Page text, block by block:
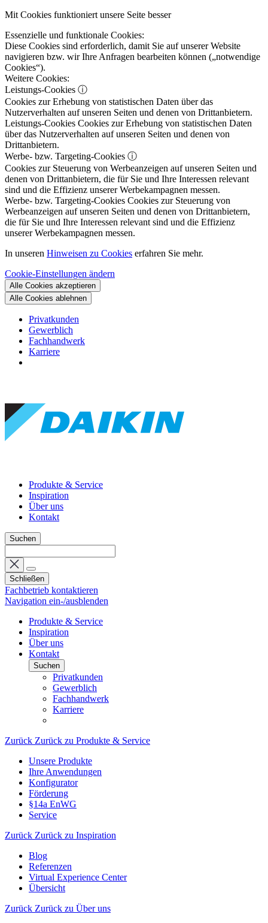
Mit Cookies funktioniert unsere Seite besser
Essenzielle und funktionale Cookies:
Diese Cookies sind erforderlich, damit Sie auf unserer Website
navigieren bzw. wir Ihre Anfragen bearbeiten können („notwendige
Cookies“).
Weitere Cookies:
Leistungs-Cookies ⓘ
Cookies zur Erhebung von statistischen Daten über das
Nutzerverhalten auf unseren Seiten und denen von Drittanbietern.
Leistungs-Cookies Cookies zur Erhebung von statistischen Daten
über das Nutzerverhalten auf unseren Seiten und denen von
Drittanbietern.
Werbe- bzw. Targeting-Cookies ⓘ
Cookies zur Steuerung von Werbeanzeigen auf unseren Seiten und
denen von Drittanbietern, die für Sie und Ihre Interessen relevant
sind und die Effizienz unserer Werbekampagnen messen.
Werbe- bzw. Targeting-Cookies Cookies zur Steuerung von
Werbeanzeigen auf unseren Seiten und denen von Drittanbietern,
die für Sie und Ihre Interessen relevant sind und die Effizienz
unserer Werbekampagnen messen.
In unseren Hinweisen zu Cookies erfahren Sie mehr.
Cookie-Einstellungen ändern
Alle Cookies akzeptieren
Alle Cookies ablehnen
Privatkunden
Gewerblich
Fachhandwerk
Karriere
Produkte & Service
Inspiration
Über uns
Kontakt
Suchen
Schließen
Fachbetrieb kontaktieren
Navigation ein-/ausblenden
Produkte & Service
Inspiration
Über uns
Kontakt
Suchen
Privatkunden
Gewerblich
Fachhandwerk
Karriere
Zurück Zurück zu Produkte & Service
Unsere Produkte
Ihre Anwendungen
Konfigurator
Förderung
§14a EnWG
Service
Zurück Zurück zu Inspiration
Blog
Referenzen
Virtual Experience Center
Übersicht
Zurück Zurück zu Über uns